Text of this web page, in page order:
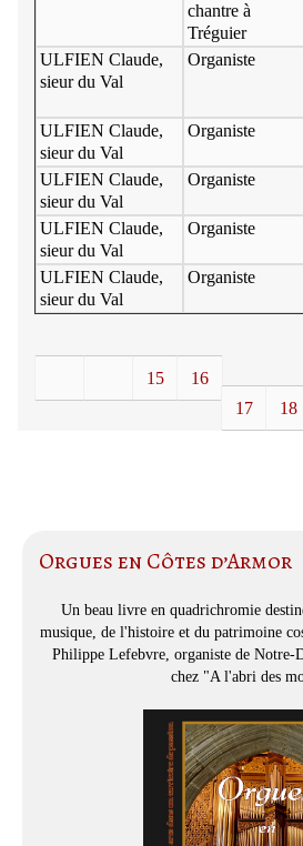
chantre à
Tréguier
ULFIEN Claude,
sieur du Val
Organiste
ULFIEN Claude,
sieur du Val
Organiste
ULFIEN Claude,
sieur du Val
Organiste
ULFIEN Claude,
sieur du Val
Organiste
ULFIEN Claude,
sieur du Val
Organiste
15
16
17
18
Orgues en Côtes d’Armor
Un beau livre en quadrichromie
musique, de l'histoire et du patrimoine
Philippe Lefebvre, organiste de Notre-
chez "A l'abri des